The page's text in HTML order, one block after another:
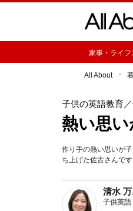
家事・ライフ
All About
子供の英語教育
熱い思い
作り手の熱い思いが
ち上げた佐古さんです
清水
子供英語